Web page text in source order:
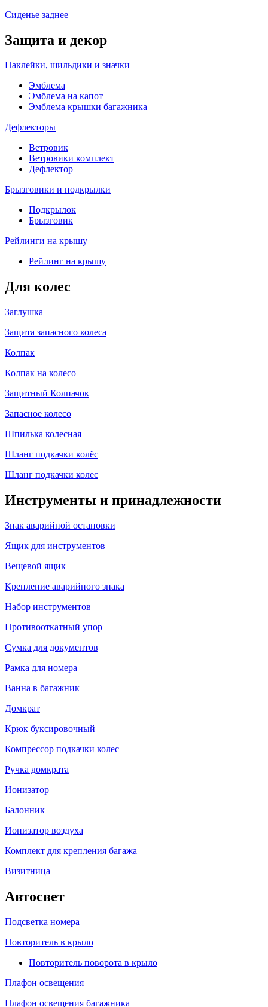
Сиденье заднее
Защита и декор
Наклейки, шильдики и значки
Эмблема
Эмблема на капот
Эмблема крышки багажника
Дефлекторы
Ветровик
Ветровики комплект
Дефлектор
Брызговики и подкрылки
Подкрылок
Брызговик
Рейлинги на крышу
Рейлинг на крышу
Для колес
Заглушка
Защита запасного колеса
Колпак
Колпак на колесо
Защитный Колпачок
Запасное колесо
Шпилька колесная
Шланг подкачки колёс
Шланг подкачки колес
Инструменты и принадлежности
Знак аварийной остановки
Ящик для инструментов
Вещевой ящик
Крепление аварийного знака
Набор инструментов
Противооткатный упор
Сумка для документов
Рамка для номера
Ванна в багажник
Домкрат
Крюк буксировочный
Компрессор подкачки колес
Ручка домкрата
Ионизатор
Балонник
Ионизатор воздуха
Комплект для крепления багажа
Визитница
Автосвет
Подсветка номера
Повторитель в крыло
Повторитель поворота в крыло
Плафон освещения
Плафон освещения багажника